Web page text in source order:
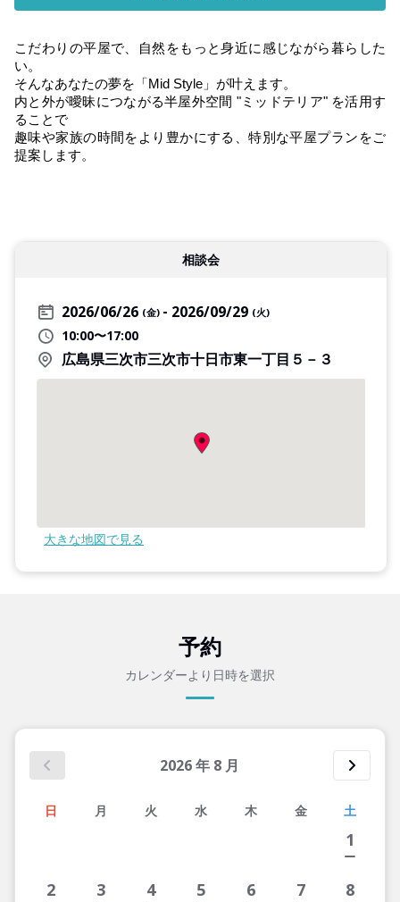
こだわりの平屋で、自然をもっと身近に感じながら暮らした
い。
そんなあなたの夢を「Mid Style」が叶えます。
内と外が曖昧につながる半屋外空間 "ミッドテリア" を活用す
ることで
趣味や家族の時間をより豊かにする、特別な平屋プランをご
提案します。
相談会
2026/06/26 (金) 2026/09/29 (火)
10:00〜17:00
広島県三次市三次市十日市東一丁目５－３
大きな地図で見る
予約
カレンダーより日時を選択
2026年 8 月
日 月 火 水 木 金 土
1
2 3 4 5 6 7 8